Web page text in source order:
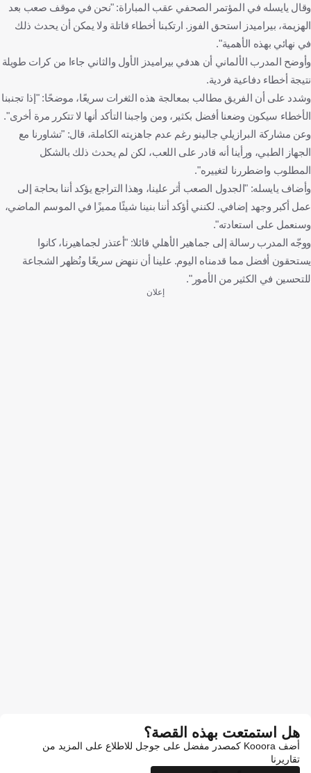
وقال يايسله في المؤتمر الصحفي عقب المباراة: "نحن في موقف صعب بعد
الهزيمة، بيراميدز استحق الفوز. ارتكبنا أخطاء قاتلة ولا يمكن أن يحدث ذلك
في نهائي بهذه الأهمية".
وأوضح المدرب الألماني أن هدفي بيراميدز الأول والثاني جاءا من كرات طويلة
نتيجة أخطاء دفاعية فردية.
وشدد على أن الفريق مطالب بمعالجة هذه الثغرات سريعًا، موضحًا: "إذا تجنبنا
الأخطاء سيكون وضعنا أفضل بكثير، ومن واجبنا التأكد أنها لا تتكرر مرة أخرى".
وعن مشاركة البرازيلي جالينو رغم عدم جاهزيته الكاملة، قال: "تشاورنا مع
الجهاز الطبي، ورأينا أنه قادر على اللعب، لكن لم يحدث ذلك بالشكل
المطلوب واضطررنا لتغييره".
وأضاف يايسله: "الجدول الصعب أثر علينا، وهذا التراجع يؤكد أننا بحاجة إلى
عمل أكبر وجهد إضافي. لكنني أؤكد أننا بنينا شيئًا مميزًا في الموسم الماضي،
وسنعمل على استعادته".
ووجّه المدرب رسالة إلى جماهير الأهلي قائلا: "أعتذر لجماهيرنا، كانوا
يستحقون أفضل مما قدمناه اليوم. علينا أن ننهض سريعًا ونُظهر الشجاعة
للتحسين في الكثير من الأمور".
إعلان
هل استمتعت بهذه القصة؟
أضف Kooora كمصدر مفضل على جوجل للاطلاع على المزيد من
تقاريرنا